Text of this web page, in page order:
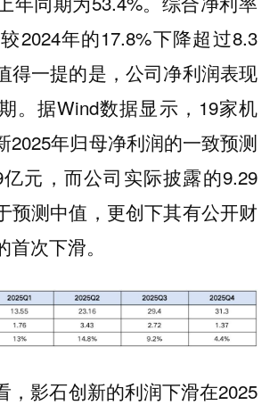
2024年的17.8%‌下降超过8.3
得一提的是，公司净利润表现
。据Wind数据显示，19家机
2025年归母净利润的一致预测
元，而公司实际披露的9.29
预测中值，更创下其有公开财
次下滑。
，影石创新的利润下滑在2025